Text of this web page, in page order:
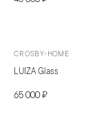
CROSBY-HOME
LUIZA Glass
65 000 ₽